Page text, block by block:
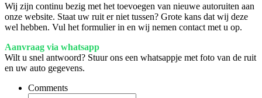
Wij zijn continu bezig met het toevoegen van nieuwe autoruiten aan
onze website. Staat uw ruit er niet tussen? Grote kans dat wij deze
wel hebben. Vul het formulier in en wij nemen contact met u op.
Aanvraag via whatsapp
Wilt u snel antwoord? Stuur ons een whatsappje met foto van de ruit
en uw auto gegevens.
Comments